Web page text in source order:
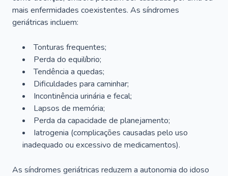
mais enfermidades coexistentes. As síndromes
geriátricas incluem:
Tonturas frequentes;
Perda do equilíbrio;
Tendência a quedas;
Dificuldades para caminhar;
Incontinência urinária e fecal;
Lapsos de memória;
Perda da capacidade de planejamento;
Iatrogenia (complicações causadas pelo uso
inadequado ou excessivo de medicamentos).
As síndromes geriátricas reduzem a autonomia do idoso